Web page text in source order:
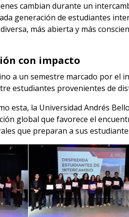
cambian durante un
generación de estudiantes
más abierta y más
con impacto
a un semestre marcado por el
estudiantes provenientes de
esta, la Universidad Andrés
global que favorece el
que preparan a sus